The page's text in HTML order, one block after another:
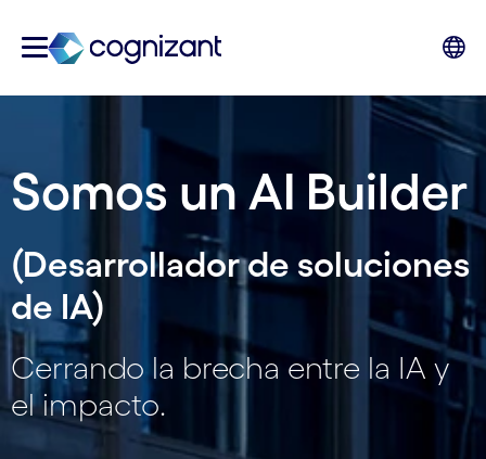
Somos un AI Builder
(Desarrollador de soluciones
de IA)
Cerrando la brecha entre la IA y
el impacto.